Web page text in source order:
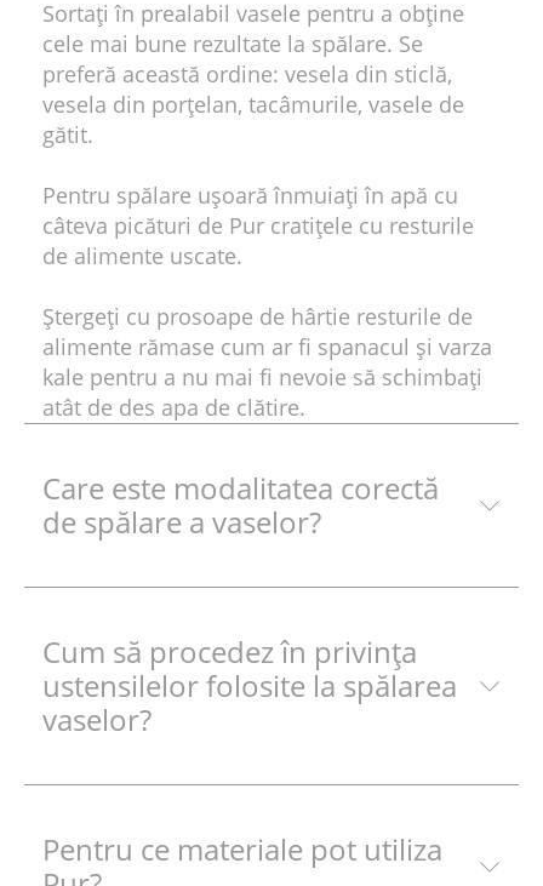
Sortaţi în prealabil vasele pentru a obţine
cele mai bune rezultate la spălare. Se
preferă această ordine: vesela din sticlă,
vesela din porţelan, tacâmurile, vasele de
gătit.
Pentru spălare uşoară înmuiaţi în apă cu
câteva picături de Pur cratiţele cu resturile
de alimente uscate.
Ştergeţi cu prosoape de hârtie resturile de
alimente rămase cum ar fi spanacul şi varza
kale pentru a nu mai fi nevoie să schimbaţi
atât de des apa de clătire.
Care este modalitatea corectă
de spălare a vaselor?
Cum să procedez în privinţa
ustensilelor folosite la spălarea
vaselor?
Pentru ce materiale pot utiliza